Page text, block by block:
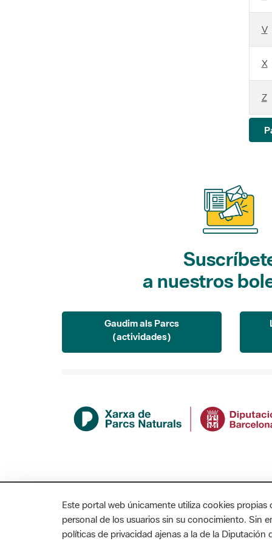
V
X
Z
a nuestros
(actividades)
AVISO LEGAL ACCESIBILIDAD
Este portal web únicamente utiliza cookies
personal de los usuarios sin su conocimiento. Sin
políticas de privacidad ajenas a la de la